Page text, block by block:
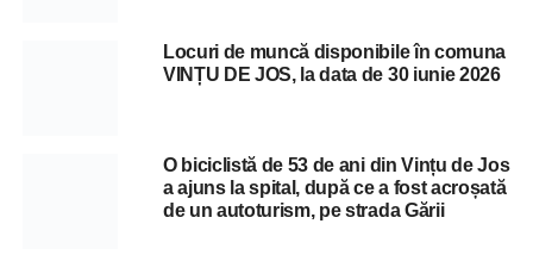
Locuri de muncă disponibile în comuna
VINȚU DE JOS, la data de 30 iunie 2026
O biciclistă de 53 de ani din Vințu de Jos
a ajuns la spital, după ce a fost acroșată
de un autoturism, pe strada Gării